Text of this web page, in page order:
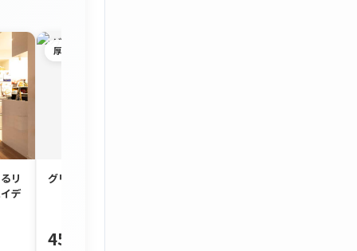
リ
デ
厚木市
グリーンタウン宮の里
450万円